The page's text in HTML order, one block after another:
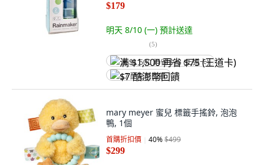
$179
明天 8/10 (一) 預計送達
(5)
满 $1,500 再省 $75 (王道卡)
$7 酷澎幣回饋
mary meyer 蜜兒 標籤手搖鈴, 泡泡
鴨, 1個
首購折扣價 40%$499
$299